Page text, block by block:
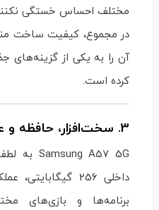
مختلف احساس خستگی
در مجموع، کیفیت ساخت
آن را به یکی از گزینه‌های
کرده است.
3. سخت‌افزار، حافظه و عملکرد دستگاه
داخلی 256
برنامه‌ها و بازی‌های